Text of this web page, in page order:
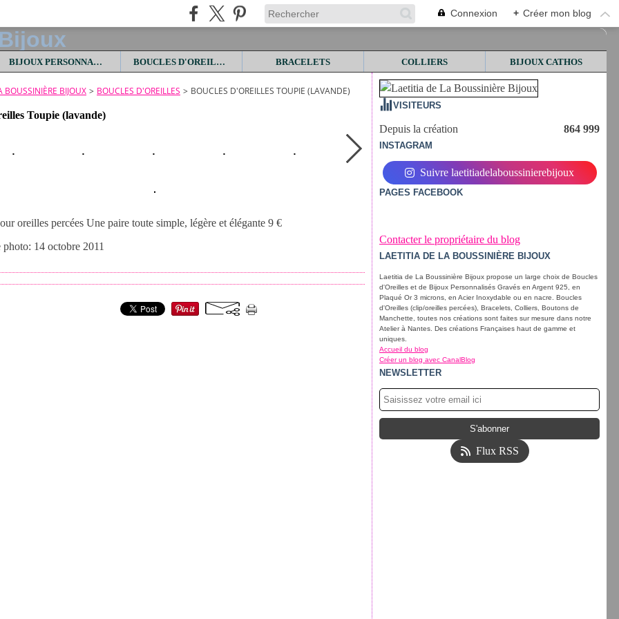
Connexion + Créer mon blog
BIJOUX PERSONNALISES BOUCLES D'OREILLES BRACELETS COLLIERS BIJOUX CATHOS
BOUSSINIÈRE BIJOUX > BOUCLES D'OREILLES > BOUCLES D'OREILLES TOUPIE (LAVANDE)
Toupie (lavande)
oreilles percées Une paire toute simple, légère et élégante 9 €
photo: 14 octobre 2011
VISITEURS
Depuis la création 864 999
INSTAGRAM
Suivre laetitiadelaboussinierebijoux
PAGES FACEBOOK
Contacter le propriétaire du blog
LAETITIA DE LA BOUSSINIÈRE BIJOUX
Laetitia de La Boussinière Bijoux propose un large choix de Boucles
d'Oreilles et de Bijoux Personnalisés Gravés en Argent 925, en
Plaqué Or 3 microns, en Acier Inoxydable ou en nacre. Boucles
d'Oreilles (clip/oreilles percées), Bracelets, Colliers, Boutons de
Manchette, toutes nos créations sont faites sur mesure dans notre
Atelier à Nantes. Des créations Françaises haut de gamme et
uniques.
Accueil du blog
Créer un blog avec CanalBlog
NEWSLETTER
Flux RSS